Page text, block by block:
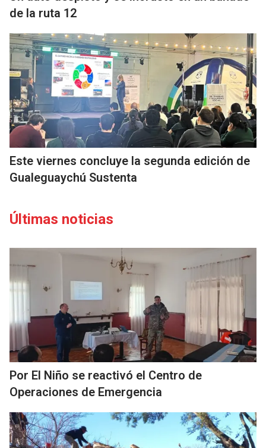
de la ruta 12
Este viernes concluye la segunda edición de
Gualeguaychú Sustenta
Últimas noticias
Por El Niño se reactivó el Centro de
Operaciones de Emergencia